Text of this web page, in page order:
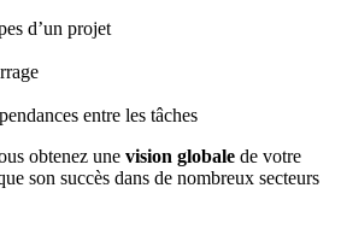
d’un projet
entre les tâches
obtenez une vision globale de votre
son succès dans de nombreux secteurs